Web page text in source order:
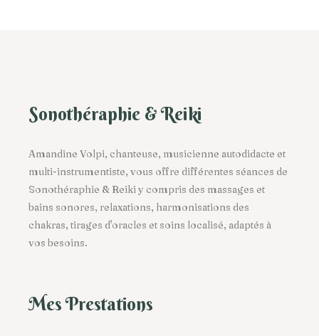
Sonothéraphie & Reiki
Amandine Volpi, chanteuse, musicienne autodidacte et
multi-instrumentiste, vous offre différentes séances de
Sonothéraphie & Reikiy compris des massages et
bains sonores, relaxations, harmonisations des
chakras,tirages d'oracles et soins localisé, adaptés à
vos besoins.
Mes Prestations